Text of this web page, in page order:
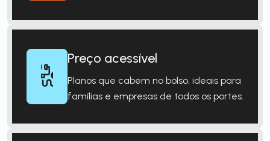
Preço acessível
Planos que cabem no bolso, ideais para
famílias e empresas de todos os portes.